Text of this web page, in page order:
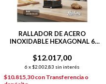
RALLADOR DE ACERO
INOXIDABLE HEXAGONAL 6
$12.017,00
6 x $2.002,83 sin interés
$10.815,30con Transferencia o